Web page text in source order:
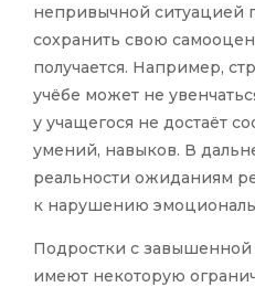
непривычной ситуацией
сохранить свою
получается. Например,
учёбе может не
у учащегося не достаёт
умений, навыков. В
реальности ожиданиям
к нарушению
Подростки с завышенной
имеют некоторую